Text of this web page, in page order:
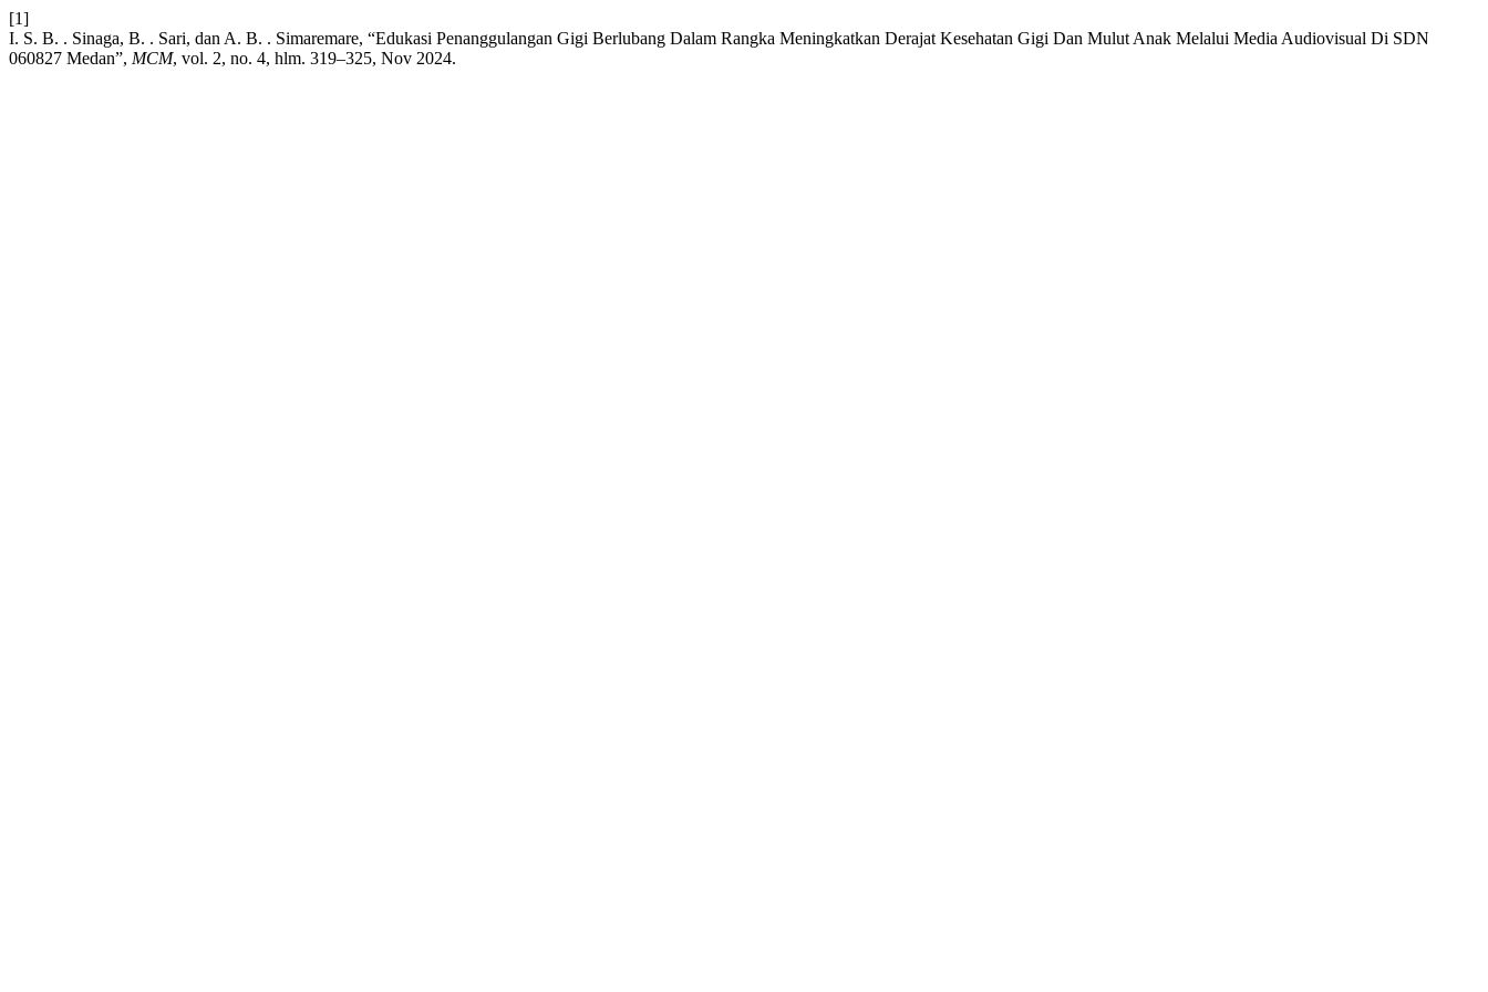
[1]
I. S. B. . Sinaga, B. . Sari, dan A. B. . Simaremare, “Edukasi Penanggulangan Gigi Berlubang Dalam Rangka Meningkatkan Derajat Kesehatan Gigi Dan Mulut Anak Melalui Media Audiovisual Di SDN
060827 Medan”, MCM, vol. 2, no. 4, hlm. 319–325, Nov 2024.